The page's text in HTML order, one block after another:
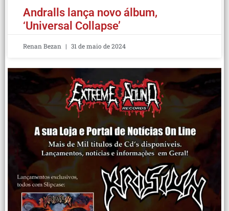
Andralls lança novo álbum,
‘Universal Collapse’
Renan Bezan 31 de maio de 2024